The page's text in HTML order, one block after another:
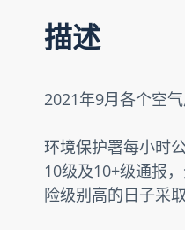
描述
2021年9月各个空
环境保护署每小时
10级及10+级通报
险级别高的日子采